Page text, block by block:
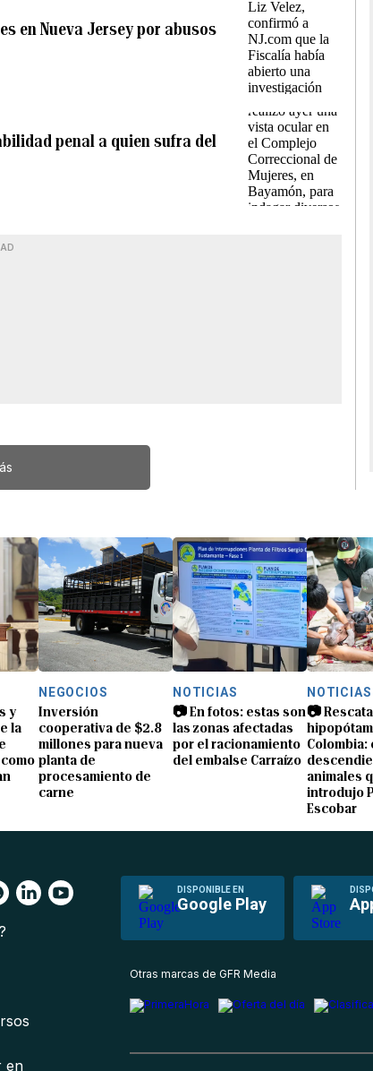
en Nueva Jersey por abusos
penal a quien sufra del
y
la
NEGOCIOS
Inversión
cooperativa de $2.8
millones para nueva
planta de
procesamiento de
carne
NOTICIAS
📷 En fotos: estas son
las zonas afectadas
por el racionamiento
del embalse Carraízo
NOTICIAS
📷
Colombia:
animales
introdujo
Escobar
DISPONIBLE EN
Google Play
en
Otras marcas de GFR Media